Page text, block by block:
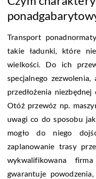
Transport
takie ładunki, które
wielkości. Do ich
specjalnego
przedłożenia
Otóż przewóz np.
uwagi co do sposobu
mogło do niego
zaplanowanie trasy
wykwalifikowana
gwarantuje